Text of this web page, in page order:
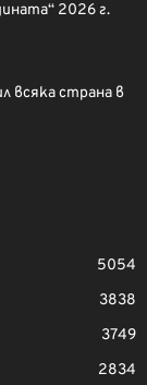
2026 г.
всяка страна в
5054
3838
3749
2834